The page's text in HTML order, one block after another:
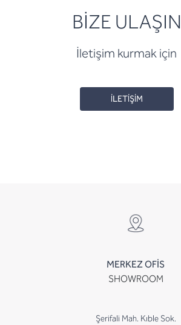
BİZE ULAŞIN
İletişim kurmak için
İLETİŞİM
MERKEZ OFİS
SHOWROOM
Şerifali Mah. Kıble Sok.